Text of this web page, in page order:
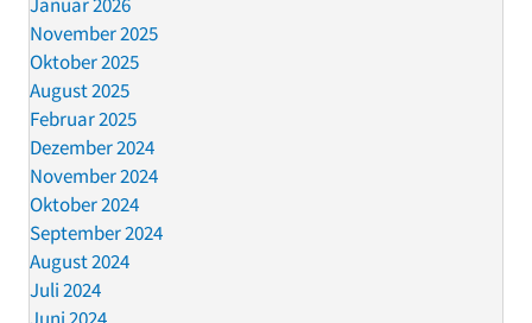
November 2025
Oktober 2025
August 2025
Februar 2025
Dezember 2024
November 2024
Oktober 2024
September 2024
August 2024
Juli 2024